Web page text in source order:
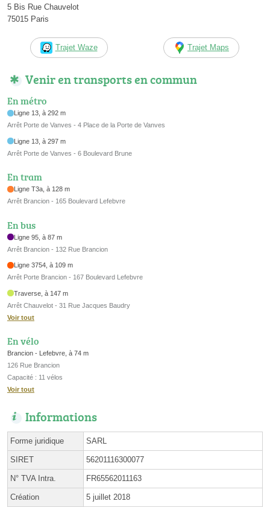
5 Bis Rue Chauvelot
75015 Paris
Trajet Waze Trajet Maps
Venir en transports en commun
En métro
Ligne 13, à 292 m
Arrêt Porte de Vanves - 4 Place de la Porte de Vanves
Ligne 13, à 297 m
Arrêt Porte de Vanves - 6 Boulevard Brune
En tram
Ligne T3a, à 128 m
Arrêt Brancion - 165 Boulevard Lefebvre
En bus
Ligne 95, à 87 m
Arrêt Brancion - 132 Rue Brancion
Ligne 3754, à 109 m
Arrêt Porte Brancion - 167 Boulevard Lefebvre
Traverse, à 147 m
Arrêt Chauvelot - 31 Rue Jacques Baudry
Voir tout
En vélo
Brancion - Lefebvre, à 74 m
126 Rue Brancion
Capacité : 11 vélos
Voir tout
Informations
Forme juridique SARL
SIRET 56201116300077
N° TVA Intra. FR65562011163
Création 5 juillet 2018